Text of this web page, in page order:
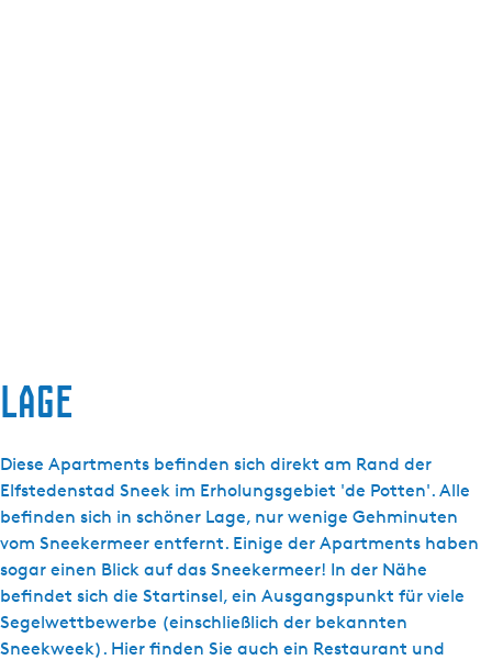
Lage
Diese Apartments befinden sich direkt am Rand der
Elfstedenstad Sneek im Erholungsgebiet 'de Potten'. Alle
befinden sich in schöner Lage, nur wenige Gehminuten
vom Sneekermeer entfernt. Einige der Apartments haben
sogar einen Blick auf das Sneekermeer! In der Nähe
befindet sich die Startinsel, ein Ausgangspunkt für viele
Segelwettbewerbe (einschließlich der bekannten
Sneekweek). Hier finden Sie auch ein Restaurant und